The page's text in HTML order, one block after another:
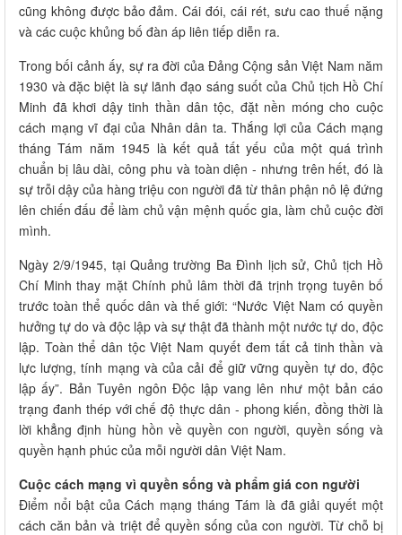
cũng không được bảo đảm. Cái đói, cái rét, sưu cao thuế nặng
và các cuộc khủng bố đàn áp liên tiếp diễn ra.
Trong bối cảnh ấy, sự ra đời của Đảng Cộng sản Việt Nam năm
1930 và đặc biệt là sự lãnh đạo sáng suốt của Chủ tịch Hồ Chí
Minh đã khơi dậy tinh thần dân tộc, đặt nền móng cho cuộc
cách mạng vĩ đại của Nhân dân ta. Thắng lợi của Cách mạng
tháng Tám năm 1945 là kết quả tất yếu của một quá trình
chuẩn bị lâu dài, công phu và toàn diện - nhưng trên hết, đó là
sự trỗi dậy của hàng triệu con người đã từ thân phận nô lệ đứng
lên chiến đấu để làm chủ vận mệnh quốc gia, làm chủ cuộc đời
mình.
Ngày 2/9/1945, tại Quảng trường Ba Đình lịch sử, Chủ tịch Hồ
Chí Minh thay mặt Chính phủ lâm thời đã trịnh trọng tuyên bố
trước toàn thể quốc dân và thế giới: “Nước Việt Nam có quyền
hưởng tự do và độc lập và sự thật đã thành một nước tự do, độc
lập. Toàn thể dân tộc Việt Nam quyết đem tất cả tinh thần và
lực lượng, tính mạng và của cải để giữ vững quyền tự do, độc
lập ấy”. Bản Tuyên ngôn Độc lập vang lên như một bản cáo
trạng đanh thép với chế độ thực dân - phong kiến, đồng thời là
lời khẳng định hùng hồn về quyền con người, quyền sống và
quyền hạnh phúc của mỗi người dân Việt Nam.
Cuộc cách mạng vì quyền sống và phẩm giá con người
Điểm nổi bật của Cách mạng tháng Tám là đã giải quyết một
cách căn bản và triệt để quyền sống của con người. Từ chỗ bị